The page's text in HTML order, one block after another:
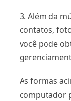
3. Além da
contatos,
você pode
As formas
computador